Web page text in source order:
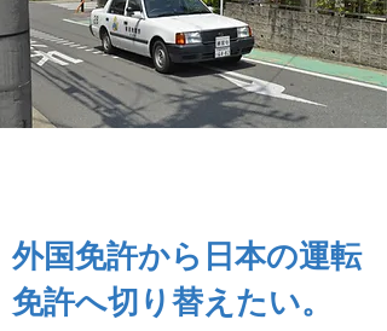
​外国免許から日本の運転
免許へ切り替えたい。